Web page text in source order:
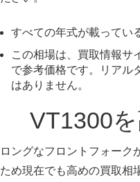
すべての年式が載ってい
この相場は、買取情報サ
で参考価格です。リアル
はありません。
VT1300
ロングなフロントフォーク
ため現在でも高めの買取相